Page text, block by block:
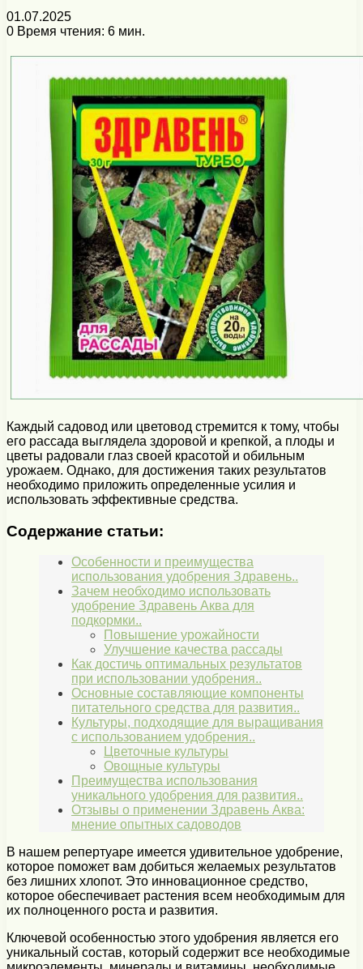
01.07.2025
0 Время чтения: 6 мин.
Каждый садовод или цветовод стремится к тому, чтобы
его рассада выглядела здоровой и крепкой, а плоды и
цветы радовали глаз своей красотой и обильным
урожаем. Однако, для достижения таких результатов
необходимо приложить определенные усилия и
использовать эффективные средства.
Содержание статьи:
Особенности и преимущества
использования удобрения Здравень..
Зачем необходимо использовать
удобрение Здравень Аква для
подкормки..
Повышение урожайности
Улучшение качества рассады
Как достичь оптимальных результатов
при использовании удобрения..
Основные составляющие компоненты
питательного средства для развития..
Культуры, подходящие для выращивания
с использованием удобрения..
Цветочные культуры
Овощные культуры
Преимущества использования
уникального удобрения для развития..
Отзывы о применении Здравень Аква:
мнение опытных садоводов
В нашем репертуаре имеется удивительное удобрение,
которое поможет вам добиться желаемых результатов
без лишних хлопот. Это инновационное средство,
которое обеспечивает растения всем необходимым для
их полноценного роста и развития.
Ключевой особенностью этого удобрения является его
уникальный состав, который содержит все необходимые